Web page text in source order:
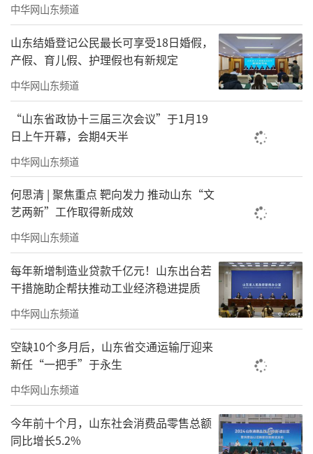
办、山东省文明办、中共临沂市委、临沂市政
府主办，山东省互联网传媒集团、临沂市委网
信办、临沂市文明办承办。来自山东省委网信
办、省文明办及省直有关部门、各主办协办单
位负责同志，各市党委网信办、各市文明办主
要负责同志以及相关科（处）室负责同志；省
重点新闻网站、网络社会组织、互联网企业、
网络名人、好网民等代表参加了启动仪式。山
东省委网信办副主任李军主持启动仪式。
（记者/朱延鲁
责任编辑：寿鹏瑶
中华网山东频道
山东结婚登记公民最长可享受18日婚假，
产假、育儿假、护理假也有新规定
中华网山东频道
“山东省政协十三届三次会议”于1月19
日上午开幕，会期4天半
中华网山东频道
何思清 | 聚焦重点 靶向发力 推动山东“文
艺两新”工作取得新成效
中华网山东频道
每年新增制造业贷款千亿元！山东出台若
干措施助企帮扶推动工业经济稳进提质
中华网山东频道
空缺10个多月后，山东省交通运输厅迎来
新任“一把手”于永生
中华网山东频道
今年前十个月，山东社会消费品零售总额
同比增长5.2%